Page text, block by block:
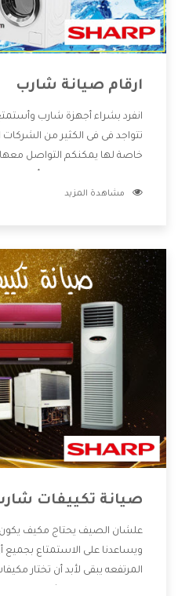
ارقام صيانة شارب
انفرد بشراء أجهزة شارب
تتواجد فى فى الكثير من الشركات
خاصة لها يمكنكم التواصل
من خلال العروض والخصومات
مشاهدة المزيد
صيانة تكييفات
علشان الصيف يحتاج مكيف
ويساعدنا على الاستمتاع بجميع
المرتفعه يبقى لأبد أن تختار